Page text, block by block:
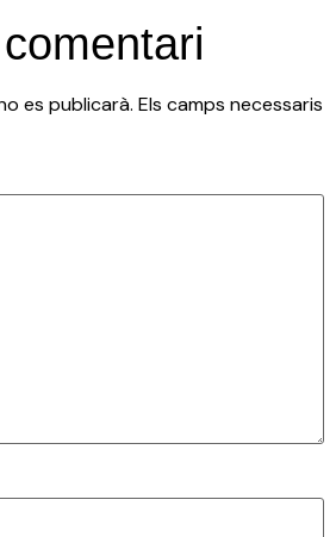
es publicarà. Els camps necessaris